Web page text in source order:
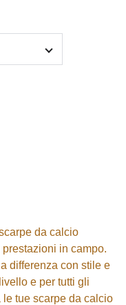
da calcio
in campo.
differenza con stile e
e per tutti gli
tue scarpe da calcio